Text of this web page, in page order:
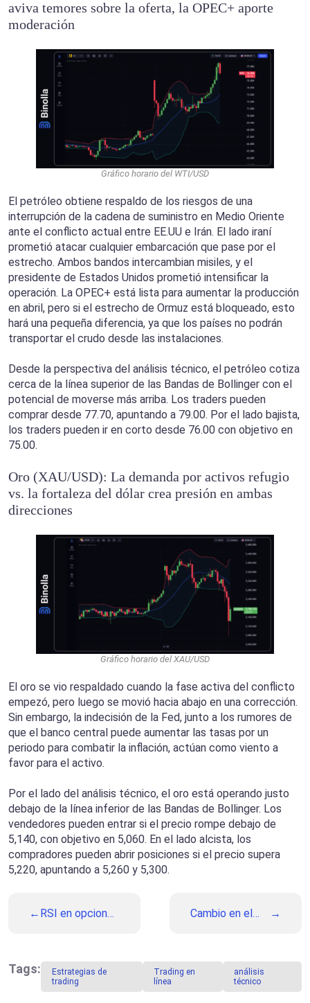
aviva temores sobre la oferta, la OPEC+ aporte
moderación
Gráfico horario del WTI/USD
El petróleo obtiene respaldo de los riesgos de una
interrupción de la cadena de suministro en Medio Oriente
ante el conflicto actual entre EE.UU e Irán. El lado iraní
prometió atacar cualquier embarcación que pase por el
estrecho. Ambos bandos intercambian misiles, y el
presidente de Estados Unidos prometió intensificar la
operación. La OPEC+ está lista para aumentar la producción
en abril, pero si el estrecho de Ormuz está bloqueado, esto
hará una pequeña diferencia, ya que los países no podrán
transportar el crudo desde las instalaciones.
Desde la perspectiva del análisis técnico, el petróleo cotiza
cerca de la línea superior de las Bandas de Bollinger con el
potencial de moverse más arriba. Los traders pueden
comprar desde 77.70, apuntando a 79.00. Por el lado bajista,
los traders pueden ir en corto desde 76.00 con objetivo en
75.00.
Oro (XAU/USD): La demanda por activos refugio
vs. la fortaleza del dólar crea presión en ambas
direcciones
Gráfico horario del XAU/USD
El oro se vio respaldado cuando la fase activa del conflicto
empezó, pero luego se movió hacia abajo en una corrección.
Sin embargo, la indecisión de la Fed, junto a los rumores de
que el banco central puede aumentar las tasas por un
periodo para combatir la inflación, actúan como viento a
favor para el activo.
Por el lado del análisis técnico, el oro está operando justo
debajo de la línea inferior de las Bandas de Bollinger. Los
vendedores pueden entrar si el precio rompe debajo de
5,140, con objetivo en 5,060. En el lado alcista, los
compradores pueden abrir posiciones si el precio supera
5,220, apuntando a 5,260 y 5,300.
RSI en opciones
Cambio en el
cambios entre
preferencia y
aversión al
Tags:
Estrategias de
trading
Trading en
línea
análisis
técnico